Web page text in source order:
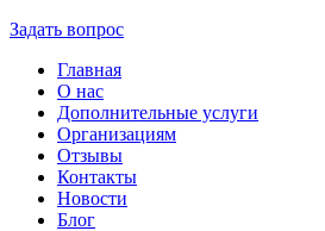
Задать вопрос
Главная
О нас
Дополнительные услуги
Организациям
Отзывы
Контакты
Новости
Блог